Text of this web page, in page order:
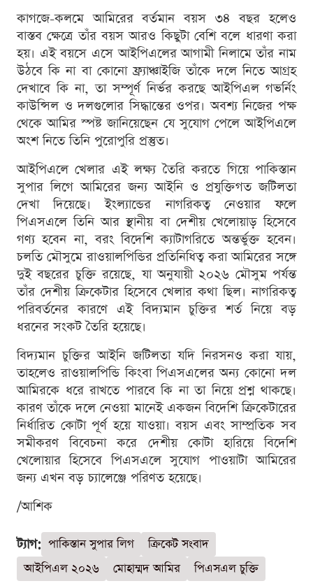
কাগজে-কলমে আমিরের বর্তমান বয়স ৩৪ বছর হলেও
বাস্তব ক্ষেত্রে তাঁর বয়স আরও কিছুটা বেশি বলে ধারণা করা
হয়। এই বয়সে এসে আইপিএলের আগামী নিলামে তাঁর নাম
উঠবে কি না বা কোনো ফ্র্যাঞ্চাইজি তাঁকে দলে নিতে আগ্রহ
দেখাবে কি না, তা সম্পূর্ণ নির্ভর করছে আইপিএল গভর্নিং
কাউন্সিল ও দলগুলোর সিদ্ধান্তের ওপর। অবশ্য নিজের পক্ষ
থেকে আমির স্পষ্ট জানিয়েছেন যে সুযোগ পেলে আইপিএলে
অংশ নিতে তিনি পুরোপুরি প্রস্তুত।
আইপিএলে খেলার এই লক্ষ্য তৈরি করতে গিয়ে পাকিস্তান
সুপার লিগে আমিরের জন্য আইনি ও প্রযুক্তিগত জটিলতা
দেখা দিয়েছে। ইংল্যান্ডের নাগরিকত্ব নেওয়ার ফলে
পিএসএলে তিনি আর স্থানীয় বা দেশীয় খেলোয়াড় হিসেবে
গণ্য হবেন না, বরং বিদেশি ক্যাটাগরিতে অন্তর্ভুক্ত হবেন।
চলতি মৌসুমে রাওয়ালপিন্ডির প্রতিনিধিত্ব করা আমিরের সঙ্গে
দুই বছরের চুক্তি রয়েছে, যা অনুযায়ী ২০২৬ মৌসুম পর্যন্ত
তাঁর দেশীয় ক্রিকেটার হিসেবে খেলার কথা ছিল। নাগরিকত্ব
পরিবর্তনের কারণে এই বিদ্যমান চুক্তির শর্ত নিয়ে বড়
ধরনের সংকট তৈরি হয়েছে।
বিদ্যমান চুক্তির আইনি জটিলতা যদি নিরসনও করা যায়,
তাহলেও রাওয়ালপিন্ডি কিংবা পিএসএলের অন্য কোনো দল
আমিরকে ধরে রাখতে পারবে কি না তা নিয়ে প্রশ্ন থাকছে।
কারণ তাঁকে দলে নেওয়া মানেই একজন বিদেশি ক্রিকেটারের
নির্ধারিত কোটা পূর্ণ হয়ে যাওয়া। বয়স এবং সাম্প্রতিক সব
সমীকরণ বিবেচনা করে দেশীয় কোটা হারিয়ে বিদেশি
খেলোয়ার হিসেবে পিএসএলে সুযোগ পাওয়াটা আমিরের
জন্য এখন বড় চ্যালেঞ্জে পরিণত হয়েছে।
/আশিক
ট্যাগ: পাকিস্তান সুপার লিগ
ক্রিকেট সংবাদ
আইপিএল ২০২৬
মোহাম্মদ আমির পিএসএল চুক্তি